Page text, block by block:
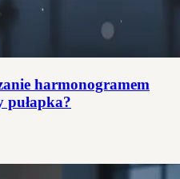
harmonogramem
pułapka?